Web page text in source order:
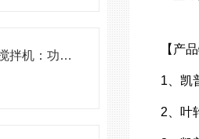
如何选择合适的高速搅拌机：功率、转速、搅拌桨叶与物料适配性分析 【产
1、凯
2、叶